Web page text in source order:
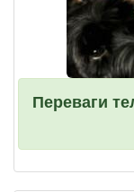
Переваги